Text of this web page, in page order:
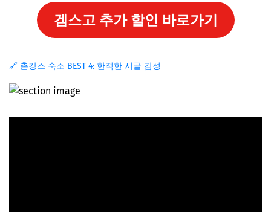
겜스고 추가 할인 바로가기
🔗 촌캉스 숙소 BEST 4: 한적한 시골 감성